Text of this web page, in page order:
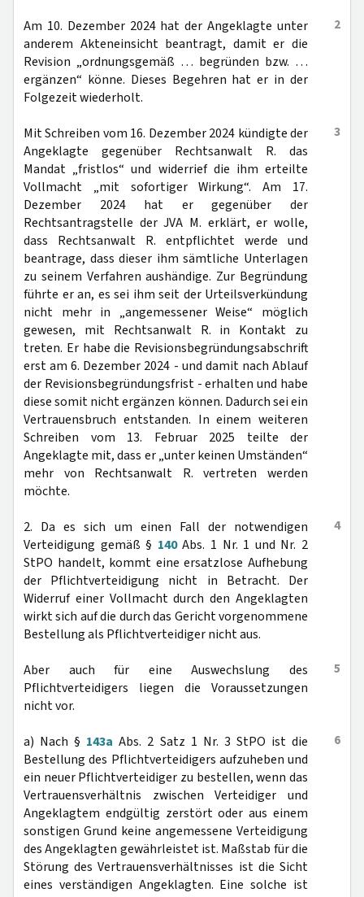
2
Am 10. Dezember 2024 hat der Angeklagte unter
anderem Akteneinsicht beantragt, damit er die
Revision „ordnungsgemäß … begründen bzw. …
ergänzen“ könne. Dieses Begehren hat er in der
Folgezeit wiederholt.
3
Mit Schreiben vom 16. Dezember 2024 kündigte der
Angeklagte gegenüber Rechtsanwalt R. das
Mandat „fristlos“ und widerrief die ihm erteilte
Vollmacht „mit sofortiger Wirkung“. Am 17.
Dezember 2024 hat er gegenüber der
Rechtsantragstelle der JVA M. erklärt, er wolle,
dass Rechtsanwalt R. entpflichtet werde und
beantrage, dass dieser ihm sämtliche Unterlagen
zu seinem Verfahren aushändige. Zur Begründung
führte er an, es sei ihm seit der Urteilsverkündung
nicht mehr in „angemessener Weise“ möglich
gewesen, mit Rechtsanwalt R. in Kontakt zu
treten. Er habe die Revisionsbegründungsabschrift
erst am 6. Dezember 2024 - und damit nach Ablauf
der Revisionsbegründungsfrist - erhalten und habe
diese somit nicht ergänzen können. Dadurch sei ein
Vertrauensbruch entstanden. In einem weiteren
Schreiben vom 13. Februar 2025 teilte der
Angeklagte mit, dass er „unter keinen Umständen“
mehr von Rechtsanwalt R. vertreten werden
möchte.
4
2. Da es sich um einen Fall der notwendigen
Verteidigung gemäß § 140Abs. 1 Nr. 1 und Nr. 2
StPO handelt, kommt eine ersatzlose Aufhebung
der Pflichtverteidigung nicht in Betracht. Der
Widerruf einer Vollmacht durch den Angeklagten
wirkt sich auf die durch das Gericht vorgenommene
Bestellung als Pflichtverteidiger nicht aus.
5
Aber auch für eine Auswechslung des
Pflichtverteidigers liegen die Voraussetzungen
nicht vor.
6
a) Nach § 143a Abs. 2 Satz 1 Nr. 3 StPO ist die
Bestellung des Pflichtverteidigers aufzuheben und
ein neuer Pflichtverteidiger zu bestellen, wenn das
Vertrauensverhältnis zwischen Verteidiger und
Angeklagtem endgültig zerstört oder aus einem
sonstigen Grund keine angemessene Verteidigung
des Angeklagten gewährleistet ist. Maßstab für die
Störung des Vertrauensverhältnisses ist die Sicht
eines verständigen Angeklagten. Eine solche ist